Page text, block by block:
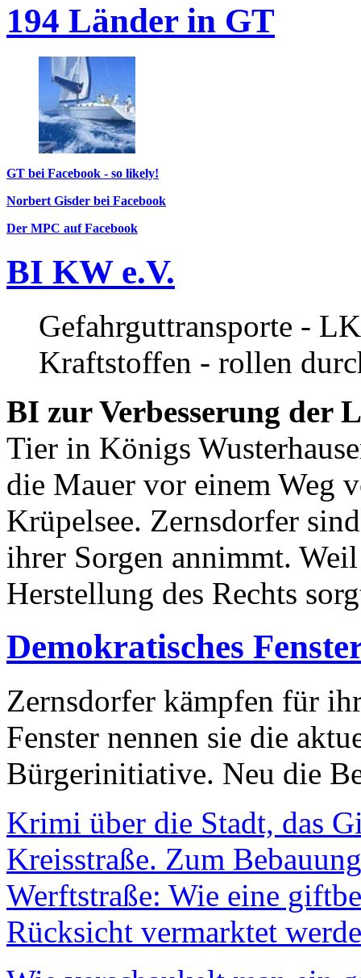
194 Länder in GT
GT bei Facebook - so likely!
Norbert Gisder bei Facebook
Der MPC auf Facebook
BI KW e.V.
Gefahrguttransporte -
Kraftstoffen - rollen
BI zur Verbesserung der
Tier in Königs
die Mauer vor einem Weg
Krüpelsee. Zernsdorfer
ihrer Sorgen annimmt.
Herstellung des Rechts
Demokratisches
Zernsdorfer kämpfen für
Fenster nennen sie die
Bürgerinitiative. Neu die
Krimi über die Stadt, das
Kreisstraße. Zum
Werftstraße: Wie eine
Rücksicht vermarktet